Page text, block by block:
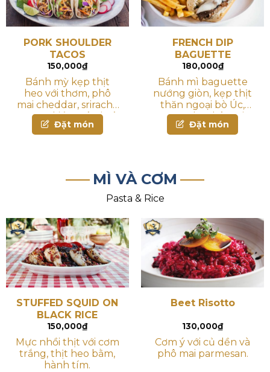
PORK SHOULDER
TACOS
150,000₫
Bánh mỳ kẹp thịt
heo với thơm, phô
mai cheddar, sriracha
nướng kiểu mê-xi-cô
dùng kèm sốt bơ,
Đặt món
FRENCH DIP
BAGUETTE
180,000₫
Bánh mì baguette
nướng giòn, kẹp thịt
thăn ngoại bò Úc,
Arugula, phô mai
cheddar và mù tạt
Đặt món
MÌ VÀ CƠM
Pasta & Rice
STUFFED SQUID ON
BLACK RICE
150,000₫
Mực nhồi thịt với cơm
trắng, thịt heo bằm,
hành tím.
Beet Risotto
130,000₫
Cơm ý với củ dền và
phô mai parmesan.